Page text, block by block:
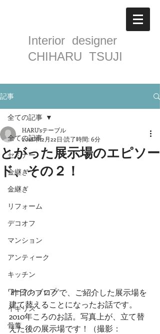
Interior designer
CHIHARU TSUJI
記事
全ての記事
セミナー
金継ぎ
金継ぎ
リフォーム
デコオフ
マンション
アンティーク
キッチン
ワークショップ
イギリス
骨董
全ての記事
とがった展示場のエピソー
ド、その２！
HARU’sテーブル
2018年12月22日 読了時間: 6分
昨日のブログで、ご紹介した展示場を
建て替えることになったお話です。
2010年ころのお話。写真上が、立て替
えた後の展示場です！（撮影：